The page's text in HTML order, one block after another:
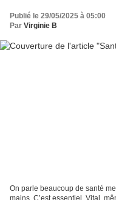
Publié le 29/05/2025 à 05:00
Par Virginie B
On parle beaucoup de santé
mains. C’est essentiel. Vital,